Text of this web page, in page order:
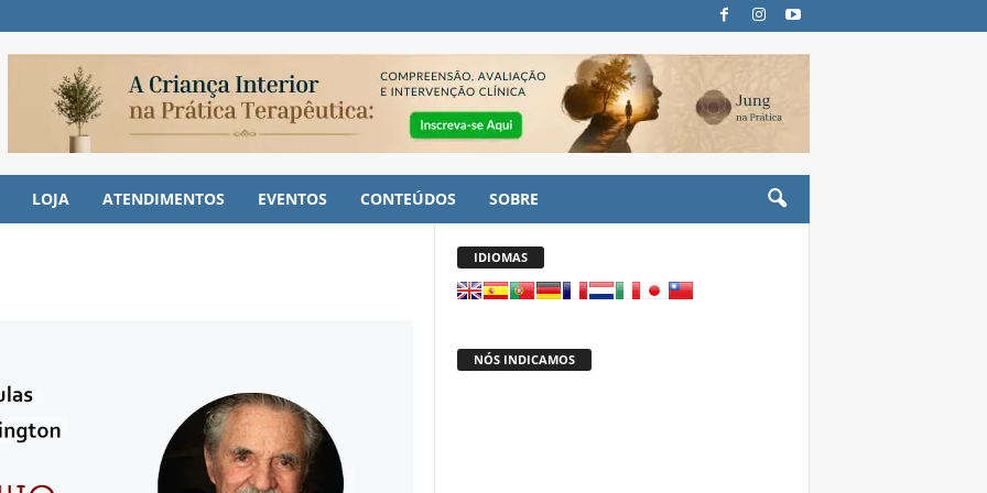
LOJA ATENDIMENTOS EVENTOS CONTEÚDOS SOBRE
IDIOMAS
NÓS INDICAMOS